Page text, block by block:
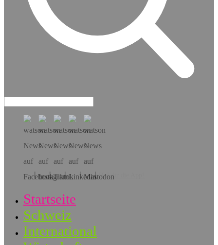
Hol dir die App!
Startseite
Schweiz
International